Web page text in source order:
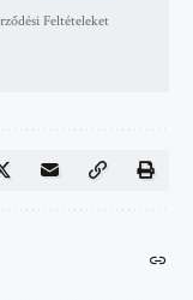
Feltételeket